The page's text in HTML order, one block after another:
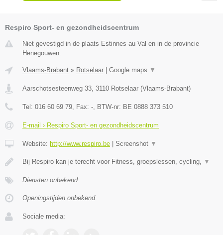
Respiro Sport- en gezondheidscentrum
Niet gevestigd in de plaats Estinnes au Val en in de provincie
Henegouwen.
Vlaams-Brabant » Rotselaar Google maps ▼
Aarschotsesteenweg 33 3110 Rotselaar (Vlaams-Brabant)
Tel: 016 60 69 79 , Fax: - , BTW-nr: BE 0888 373 510
E-mail › Respiro Sport- en gezondheidscentrum
Website: http://www.respiro.be Screenshot ▼
Bij Respiro kan je terecht voor Fitness, groepslessen, cycling, ▼
Diensten onbekend
Openingstijden onbekend
Sociale media: